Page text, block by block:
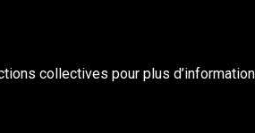
collectives pour plus